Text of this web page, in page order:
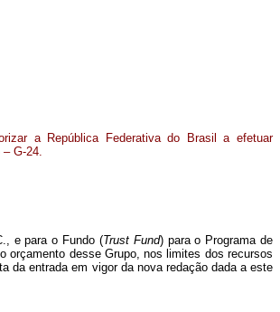
a República Federativa do Brasil a efetuar
G-24.
e para o Fundo (Trust Fund) para o Programa de
orçamento desse Grupo, nos limites dos recursos
da entrada em vigor da nova redação dada a este